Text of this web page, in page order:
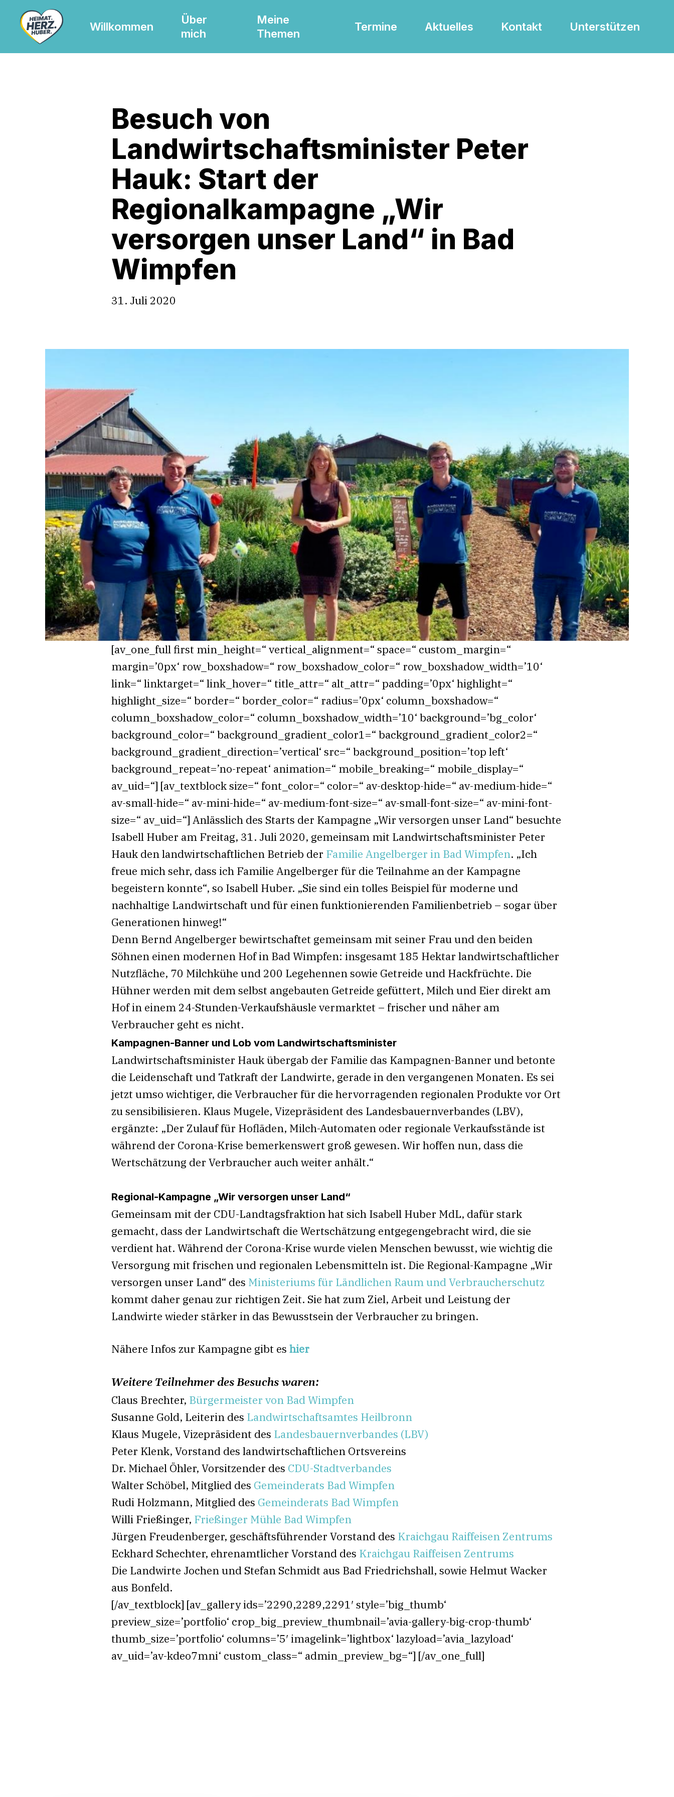
Willkommen
Über
mich
Meine
Themen
Termine Aktuelles Kontakt Unterstützen
Besuch von
Landwirtschaftsminister Peter
Hauk: Start der
Regionalkampagne „Wir
versorgen unser Land“ in Bad
Wimpfen
31. Juli 2020
[av_one_full first min_height=“ vertical_alignment=“ space=“ custom_margin=“
margin=’0px‘ row_boxshadow=“ row_boxshadow_color=“ row_boxshadow_width=’10‘
link=“ linktarget=“ link_hover=“ title_attr=“ alt_attr=“ padding=’0px‘ highlight=“
highlight_size=“ border=“ border_color=“ radius=’0px‘ column_boxshadow=“
column_boxshadow_color=“ column_boxshadow_width=’10‘ background=’bg_color‘
background_color=“ background_gradient_color1=“ background_gradient_color2=“
background_gradient_direction=’vertical‘ src=“ background_position=’top left‘
background_repeat=’no-repeat‘ animation=“ mobile_breaking=“ mobile_display=“
av_uid=“] [av_textblock size=“ font_color=“ color=“ av-desktop-hide=“ av-medium-hide=“
av-small-hide=“ av-mini-hide=“ av-medium-font-size=“ av-small-font-size=“ av-mini-font-
size=“ av_uid=“] Anlässlich des Starts der Kampagne „Wir versorgen unser Land“ besuchte
Isabell Huber am Freitag, 31. Juli 2020, gemeinsam mit Landwirtschaftsminister Peter
Hauk den landwirtschaftlichen Betrieb der Familie Angelberger in Bad Wimpfen. „Ich
freue mich sehr, dass ich Familie Angelberger für die Teilnahme an der Kampagne
begeistern konnte“, so Isabell Huber. „Sie sind ein tolles Beispiel für moderne und
nachhaltige Landwirtschaft und für einen funktionierenden Familienbetrieb – sogar über
Generationen hinweg!“
Denn Bernd Angelberger bewirtschaftet gemeinsam mit seiner Frau und den beiden
Söhnen einen modernen Hof in Bad Wimpfen: insgesamt 185 Hektar landwirtschaftlicher
Nutzfläche, 70 Milchkühe und 200 Legehennen sowie Getreide und Hackfrüchte. Die
Hühner werden mit dem selbst angebauten Getreide gefüttert, Milch und Eier direkt am
Hof in einem 24-Stunden-Verkaufshäusle vermarktet – frischer und näher am
Verbraucher geht es nicht.
Kampagnen-Banner und Lob vom Landwirtschaftsminister
Landwirtschaftsminister Hauk übergab der Familie das Kampagnen-Banner und betonte
die Leidenschaft und Tatkraft der Landwirte, gerade in den vergangenen Monaten. Es sei
jetzt umso wichtiger, die Verbraucher für die hervorragenden regionalen Produkte vor Ort
zu sensibilisieren. Klaus Mugele, Vizepräsident des Landesbauernverbandes (LBV),
ergänzte: „Der Zulauf für Hofläden, Milch-Automaten oder regionale Verkaufsstände ist
während der Corona-Krise bemerkenswert groß gewesen. Wir hoffen nun, dass die
Wertschätzung der Verbraucher auch weiter anhält.“
Regional-Kampagne „Wir versorgen unser Land“
Gemeinsam mit der CDU-Landtagsfraktion hat sich Isabell Huber MdL, dafür stark
gemacht, dass der Landwirtschaft die Wertschätzung entgegengebracht wird, die sie
verdient hat. Während der Corona-Krise wurde vielen Menschen bewusst, wie wichtig die
Versorgung mit frischen und regionalen Lebensmitteln ist. Die Regional-Kampagne „Wir
versorgen unser Land“ des Ministeriums für Ländlichen Raum und Verbraucherschutz
kommt daher genau zur richtigen Zeit. Sie hat zum Ziel, Arbeit und Leistung der
Landwirte wieder stärker in das Bewusstsein der Verbraucher zu bringen.
Nähere Infos zur Kampagne gibt es hier
Weitere Teilnehmer des Besuchs waren:
Claus Brechter, Bürgermeister von Bad Wimpfen
Susanne Gold, Leiterin des Landwirtschaftsamtes Heilbronn
Klaus Mugele, Vizepräsident des Landesbauernverbandes (LBV)
Peter Klenk, Vorstand des landwirtschaftlichen Ortsvereins
Dr. Michael Öhler, Vorsitzender des CDU-Stadtverbandes
Walter Schöbel, Mitglied des Gemeinderats Bad Wimpfen
Rudi Holzmann, Mitglied des Gemeinderats Bad Wimpfen
Willi Frießinger, Frießinger Mühle Bad Wimpfen
Jürgen Freudenberger, geschäftsführender Vorstand des Kraichgau Raiffeisen Zentrums
Eckhard Schechter, ehrenamtlicher Vorstand des Kraichgau Raiffeisen Zentrums
Die Landwirte Jochen und Stefan Schmidt aus Bad Friedrichshall, sowie Helmut Wacker
aus Bonfeld.
[/av_textblock] [av_gallery ids=’2290,2289,2291′ style=’big_thumb‘
preview_size=’portfolio‘ crop_big_preview_thumbnail=’avia-gallery-big-crop-thumb‘
thumb_size=’portfolio‘ columns=’5′ imagelink=’lightbox‘ lazyload=’avia_lazyload‘
av_uid=’av-kdeo7mni‘ custom_class=“ admin_preview_bg=“] [/av_one_full]